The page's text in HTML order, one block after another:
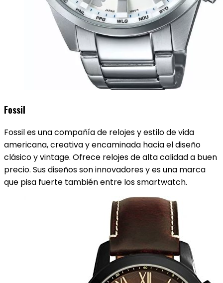
Fossil
Fossil es una compañía de relojes y estilo de vida
americana, creativa y encaminada hacia el diseño
clásico y vintage. Ofrece relojes de alta calidad a buen
precio. Sus diseños son innovadores y es una marca
que pisa fuerte también entre los smartwatch.